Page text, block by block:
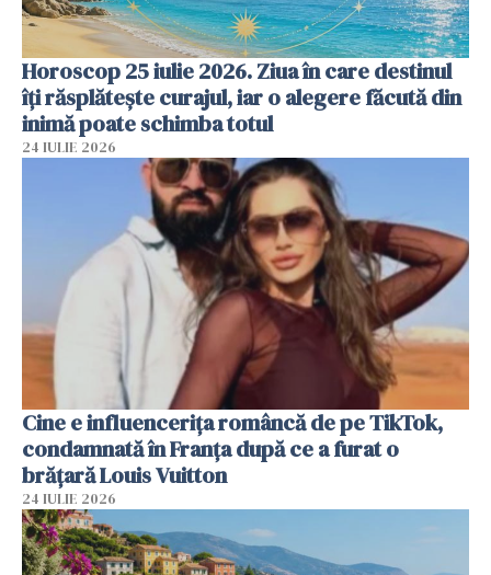
Horoscop 25 iulie 2026. Ziua în care destinul
îți răsplătește curajul, iar o alegere făcută din
inimă poate schimba totul
24 IULIE 2026
Cine e influencerița româncă de pe TikTok,
condamnată în Franța după ce a furat o
brățară Louis Vuitton
24 IULIE 2026